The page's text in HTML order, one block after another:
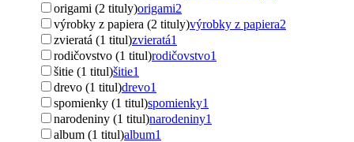
origami (2 tituly)origami2
výrobky z papiera (2 tituly)výrobky z papiera2
zvieratá (1 titul)zvieratá1
rodičovstvo (1 titul)rodičovstvo1
šitie (1 titul)šitie1
drevo (1 titul)drevo1
spomienky (1 titul)spomienky1
narodeniny (1 titul)narodeniny1
album (1 titul)album1